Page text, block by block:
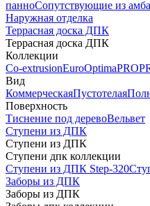
панноСопутствующие из
Наружная отделка
Террасная доска ДПК
Террасная доска ДПК
Коллекции
Co-extrusionEuroOptimaPRO
Вид
КоммерческаяПустотелая
Поверхность
Тиснение под деревоВельвет
Ступени из ДПК
Ступени из ДПК
Ступени дпк коллекции
Ступени из ДПК Step-320
Заборы из ДПК
Заборы из ДПК